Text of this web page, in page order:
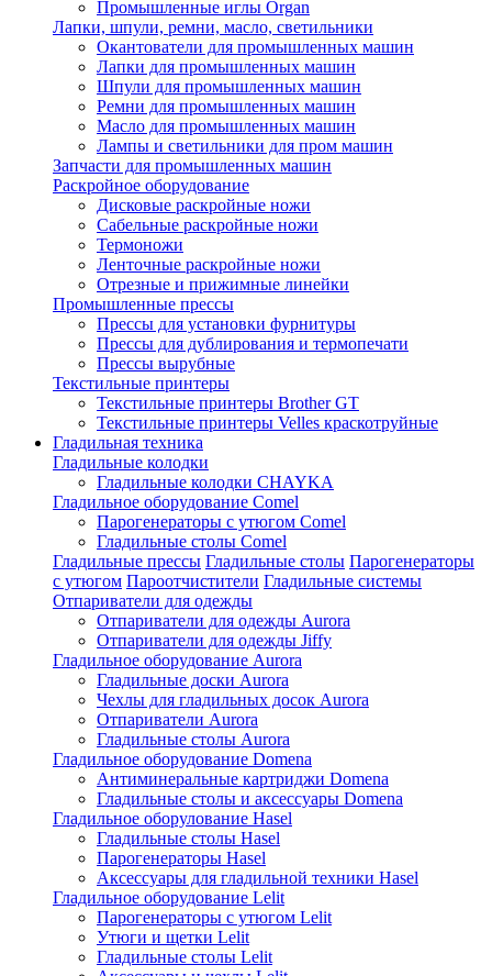
Промышленные иглы Organ
Лапки, шпули, ремни, масло, светильники
Окантователи для промышленных машин
Лапки для промышленных машин
Шпули для промышленных машин
Ремни для промышленных машин
Масло для промышленных машин
Лампы и светильники для пром машин
Запчасти для промышленных машин
Раскройное оборудование
Дисковые раскройные ножи
Сабельные раскройные ножи
Термоножи
Ленточные раскройные ножи
Отрезные и прижимные линейки
Промышленные прессы
Прессы для установки фурнитуры
Прессы для дублирования и термопечати
Прессы вырубные
Текстильные принтеры
Текстильные принтеры Brother GT
Текстильные принтеры Velles краскотруйные
Гладильная техника
Гладильные колодки
Гладильные колодки CHAYKA
Гладильное оборудование Comel
Парогенераторы с утюгом Comel
Гладильные столы Comel
Гладильные прессы Гладильные столы Парогенераторы
с утюгом Пароотчистители Гладильные системы
Отпариватели для одежды
Отпариватели для одежды Aurora
Отпариватели для одежды Jiffy
Гладильное оборудование Aurora
Гладильные доски Aurora
Чехлы для гладильных досок Aurora
Отпариватели Aurora
Гладильные столы Aurora
Гладильное оборудование Domena
Антиминеральные картриджи Domena
Гладильные столы и аксессуары Domena
Гладильное оборулование Hasel
Гладильные столы Hasel
Парогенераторы Hasel
Аксессуары для гладильной техники Hasel
Гладильное оборудование Lelit
Парогенераторы с утюгом Lelit
Утюги и щетки Lelit
Гладильные столы Lelit